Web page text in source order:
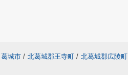
葛城市 / 北葛城郡王寺町 / 北葛城郡広陵町